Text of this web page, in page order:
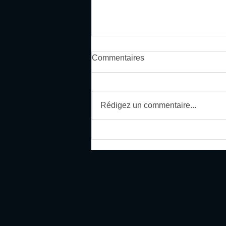
PUPILLIN Solo Zéro Carbone
2020 : Le récit
Commentaires
Rédigez un commentaire...